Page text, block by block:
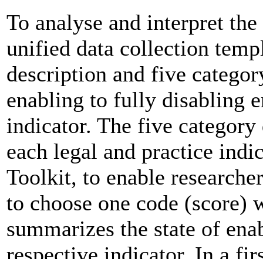
To analyse and interpret
unified data collection
description and five
enabling to fully disabling
indicator. The five
each legal and practice
Toolkit, to enable
to choose one code (score)
summarizes the state of